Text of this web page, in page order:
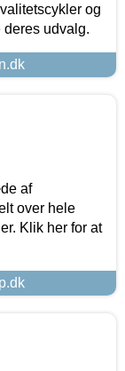
og
deres udvalg.
af
over hele
Klik her for at